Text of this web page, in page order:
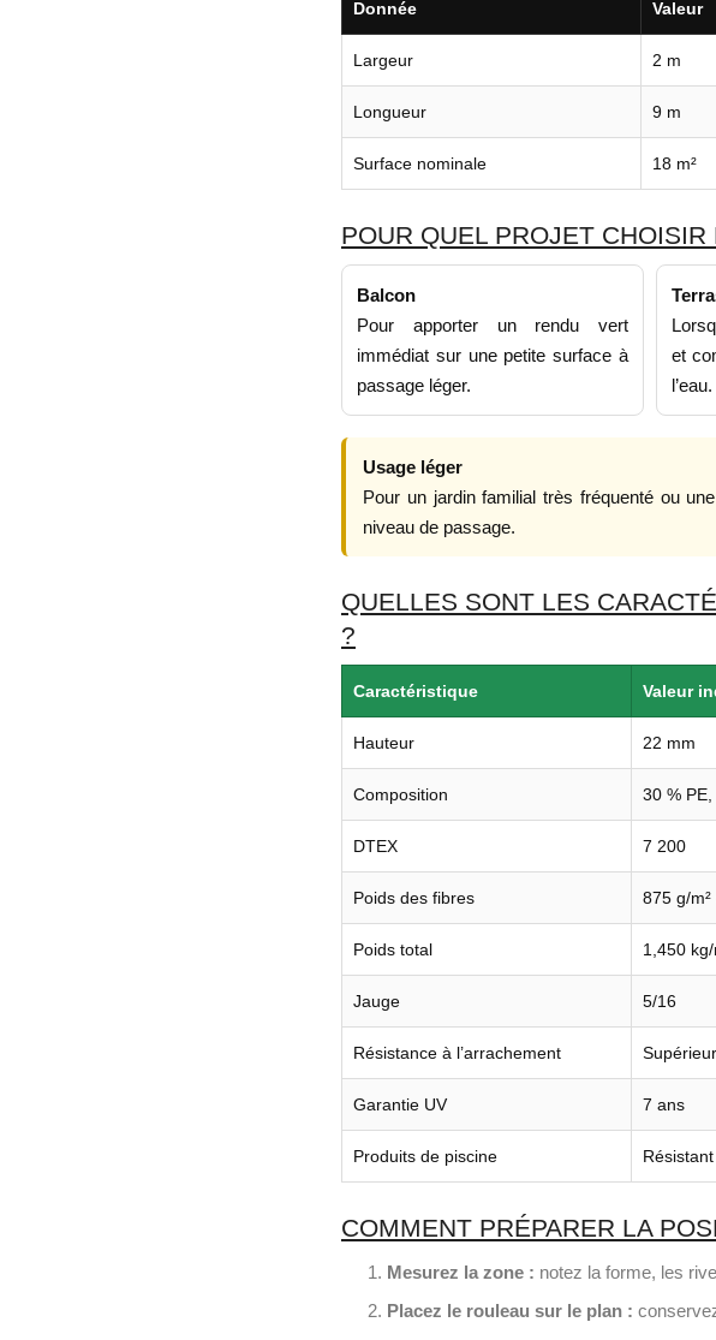
Donnée Valeur
Largeur 2 m
Longueur 9 m
Surface nominale 18 m²
POUR QUEL PROJET
Balcon
Pour apporter un rendu vert
immédiat sur une petite surface à
passage léger.
et
l’eau.
Usage léger
Pour un jardin familial très fréquenté ou
niveau de passage.
QUELLES SONT LES
?
Caractéristique Valeur
Hauteur 22 mm
Composition 30 %
DTEX 7 200
Poids des fibres 875 g/m²
Poids total 1,450
Jauge 5/16
Résistance à l’arrachement
Garantie UV 7 ans
Produits de piscine
COMMENT PRÉPARER LA
Mesurez la zone : notez la forme, les
Placez le rouleau sur le plan :